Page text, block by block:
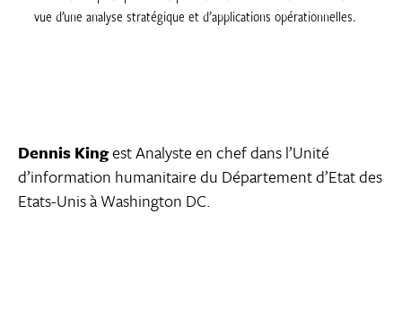
vue d’une analyse stratégique et d’applications opérationnelles.
Dennis Kingest Analyste en chef dans l’Unité
d’information humanitaire du Département d’Etat des
Etats-Unis à Washington DC.